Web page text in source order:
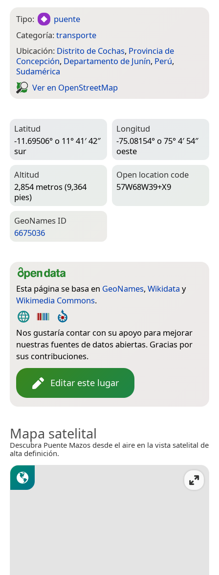
Tipo:
puente
Categoría:transporte
Ubicación: Distrito de Cochas, Provincia de
Concepción, Departamento de Junín, Perú,
Sudamérica
Ver en Open­Street­Map
Latitud
-11.69506° o 11° 41′ 42″
sur
Longitud
-75.08154° o 75° 4′ 54″
oeste
Altitud
2,854 metros (9,364
pies)
Open location code
57W68W39+X9
Geo­Names ID
6675036
Esta página se basa en GeoNames, Wikidata y
Wikimedia Commons.
Nos gustaría contar con su apoyo para mejorar
nuestras fuentes de datos abiertas. Gracias por
sus contribuciones.
Editar este lugar
Mapa satelital
Descubra Puente Mazos desde el aire en la vista satelital de
alta definición.